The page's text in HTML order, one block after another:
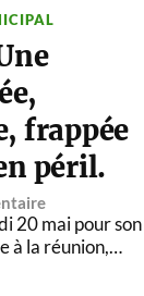
frappée
péril.
20 mai pour son
à la réunion,…